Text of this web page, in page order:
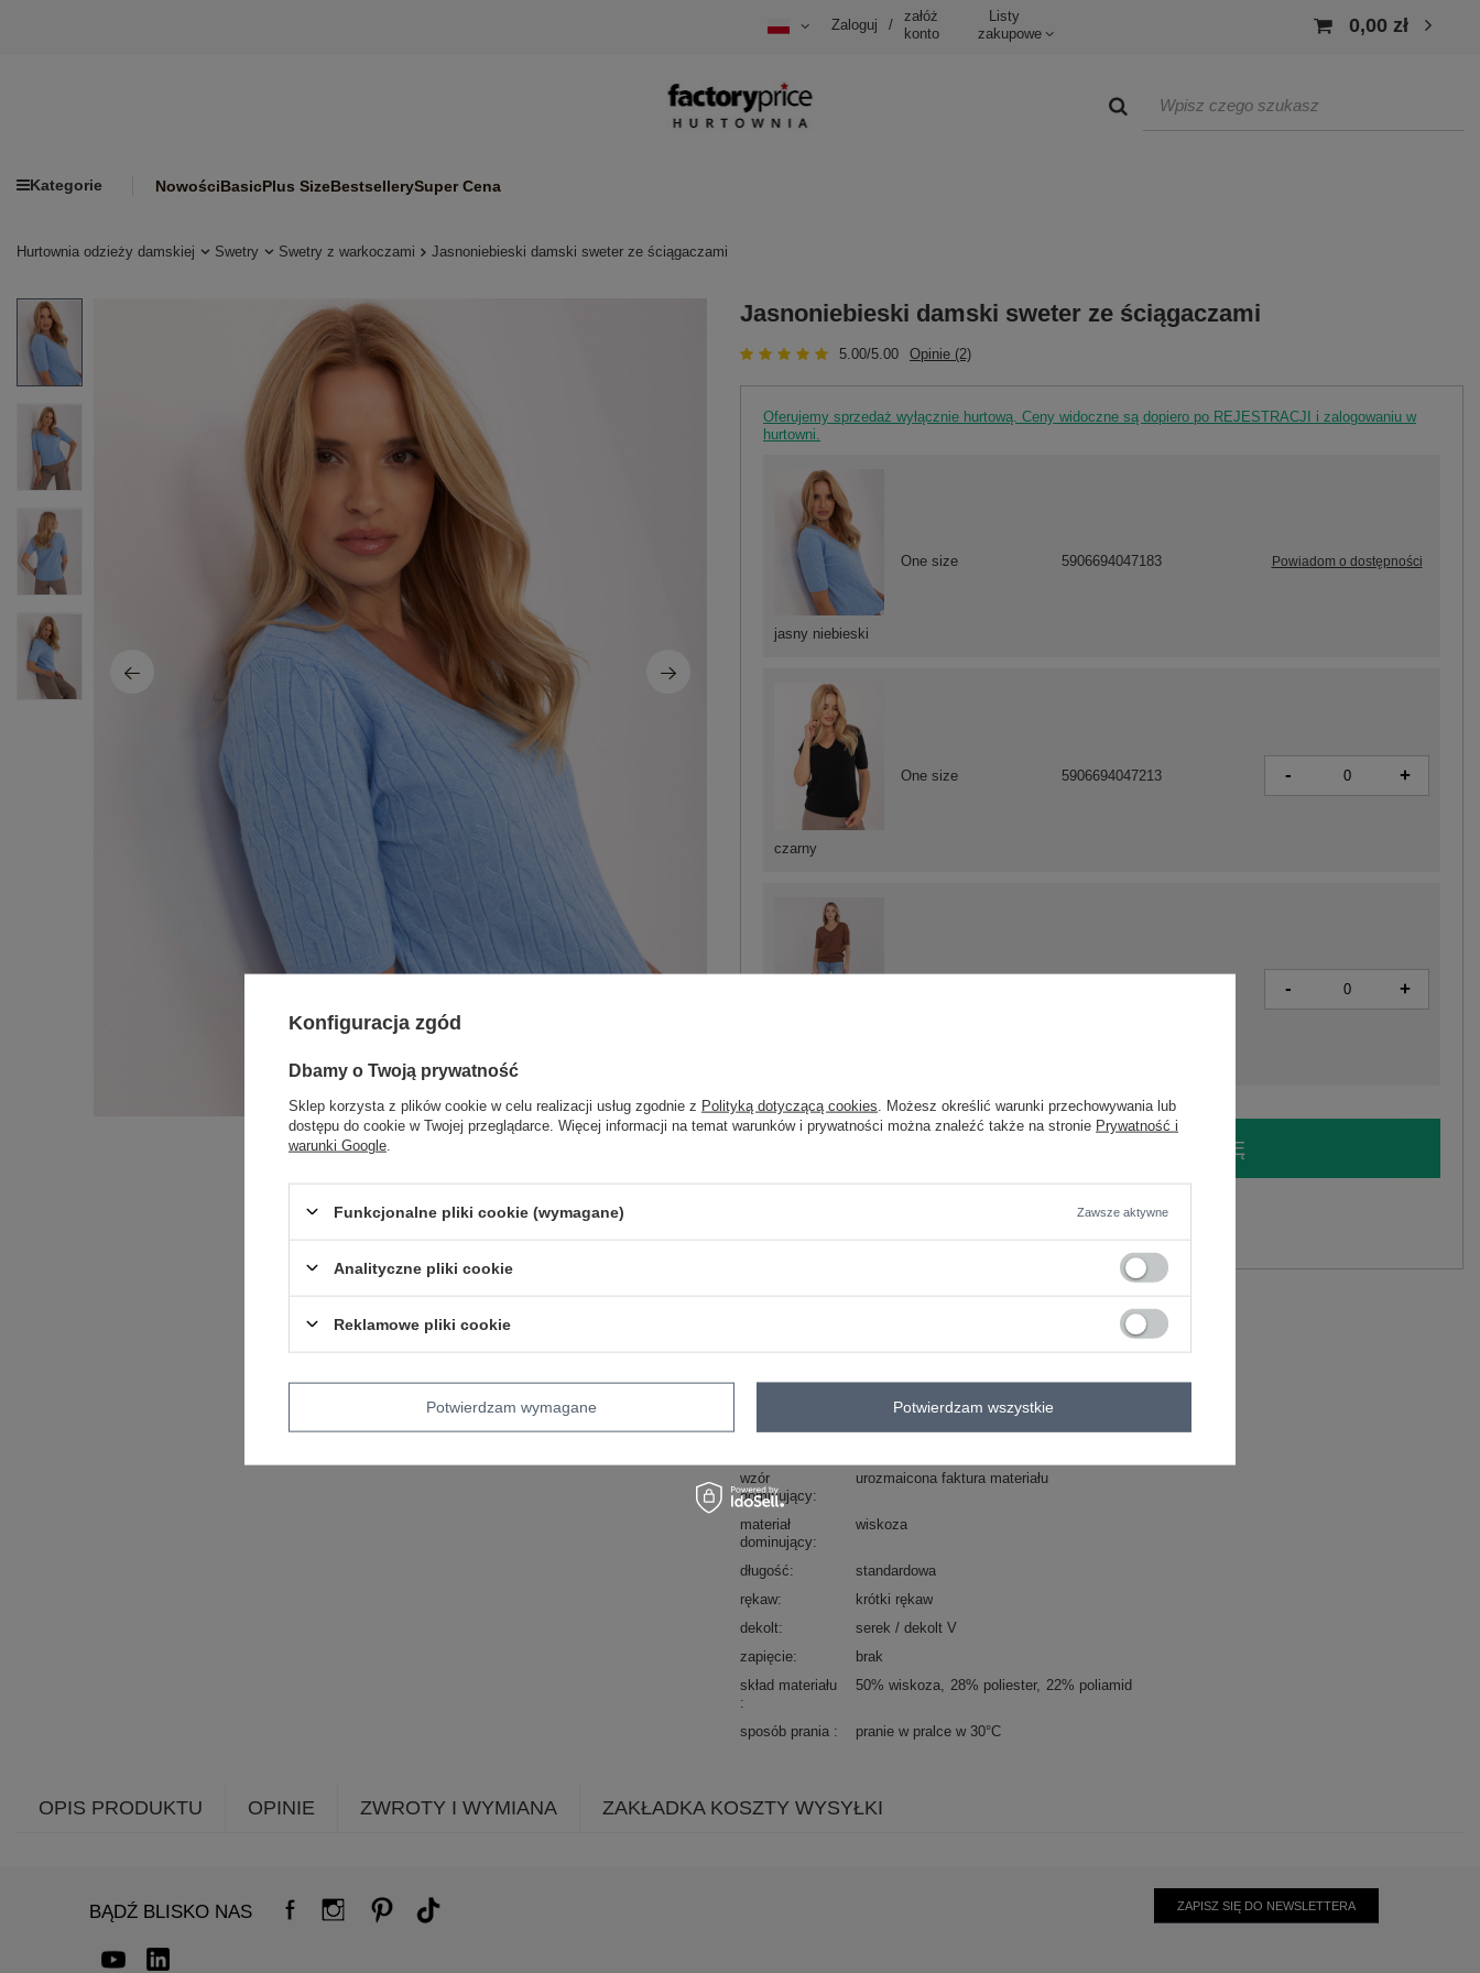
Zaloguj /
załóż
konto
Listy
zakupowe
0,00 zł
Kategorie NowościBasicPlus SizeBestsellerySuper Cena
Hurtownia odzieży damskiej Swetry Swetry z warkoczami Jasnoniebieski damski sweter ze ściągaczami
Jasnoniebieski damski sweter ze ściągaczami
5.00/5.00 Opinie (2)
Oferujemy sprzedaż wyłącznie hurtową. Ceny widoczne są dopiero po REJESTRACJI i zalogowaniu w
hurtowni.
czarny
One size 5906694047213 - +
- +
jasny niebieski
One size 5906694047183 Powiadom o dostępności
ZALOGUJ SIĘ I ZOBACZ CENĘ
wzór
dominujący
urozmaicona faktura materiału
materiał
dominujący
wiskoza
długość
standardowa
rękaw
krótki rękaw
dekolt
serek / dekolt V
zapięcie
brak
skład materiału
50% wiskoza 28% poliester 22% poliamid
sposób prania pranie w pralce w 30°C
OPIS PRODUKTU OPINIE ZWROTY I WYMIANA ZAKŁADKA KOSZTY WYSYŁKI
BĄDŹ BLISKO NAS ZAPISZ SIĘ DO NEWSLETTERA
Konfiguracja zgód
Dbamy o Twoją prywatność
Sklep korzysta z plików cookie w celu realizacji usług zgodnie z Polityką dotyczącą cookies . Możesz określić warunki przechowywania lub
dostępu do cookie w Twojej przeglądarce. Więcej informacji na temat warunków i prywatności można znaleźć także na stronie Prywatność i
warunki Google
Funkcjonalne pliki cookie (wymagane) Zawsze aktywne
Analityczne pliki cookie
Reklamowe pliki cookie
Potwierdzam wymagane Potwierdzam wszystkie